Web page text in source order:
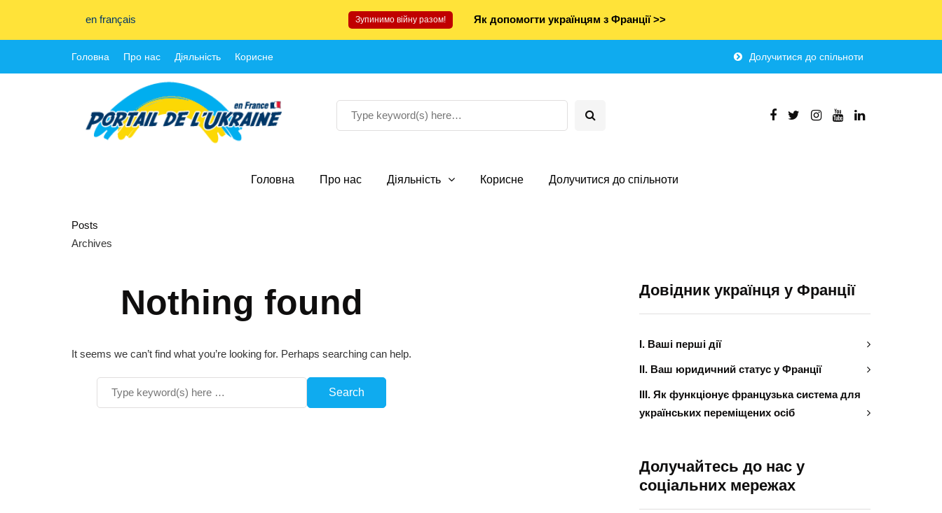
en français Зупинимо війну разом! Як допомогти українцям з Франції >>
Головна Про нас Діяльність Корисне Долучитися до спільноти
Головна Про нас Діяльність Корисне Долучитися до спільноти
Posts
Archives
Nothing found
It seems we can’t find what you’re looking for. Perhaps searching can help.
Довідник українця у Франції
І. Ваші перші дії
ІІ. Ваш юридичний статус у Франції
ІІІ. Як функціонує французька система для
українських переміщених осіб
Долучайтесь до нас у
соціальних мережах